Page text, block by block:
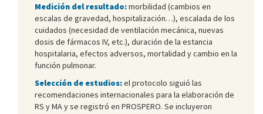
Medición del resultado:morbilidad (cambios en
escalas de gravedad, hospitalización…), escalada de los
cuidados (necesidad de ventilación mecánica, nuevas
dosis de fármacos IV, etc.), duración de la estancia
hospitalaria, efectos adversos, mortalidad y cambio en la
función pulmonar.
Selección de estudios:el protocolo siguió las
recomendaciones internacionales para la elaboración de
RS y MA y se registró en PROSPERO. Se incluyeron